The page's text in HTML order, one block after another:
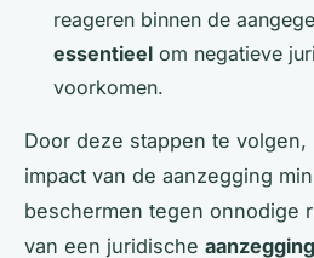
reageren binnen de
essentieel om negatieve
voorkomen.
Door deze stappen te
impact van de aanzegging
beschermen tegen onnodige
van een juridische aanzegging